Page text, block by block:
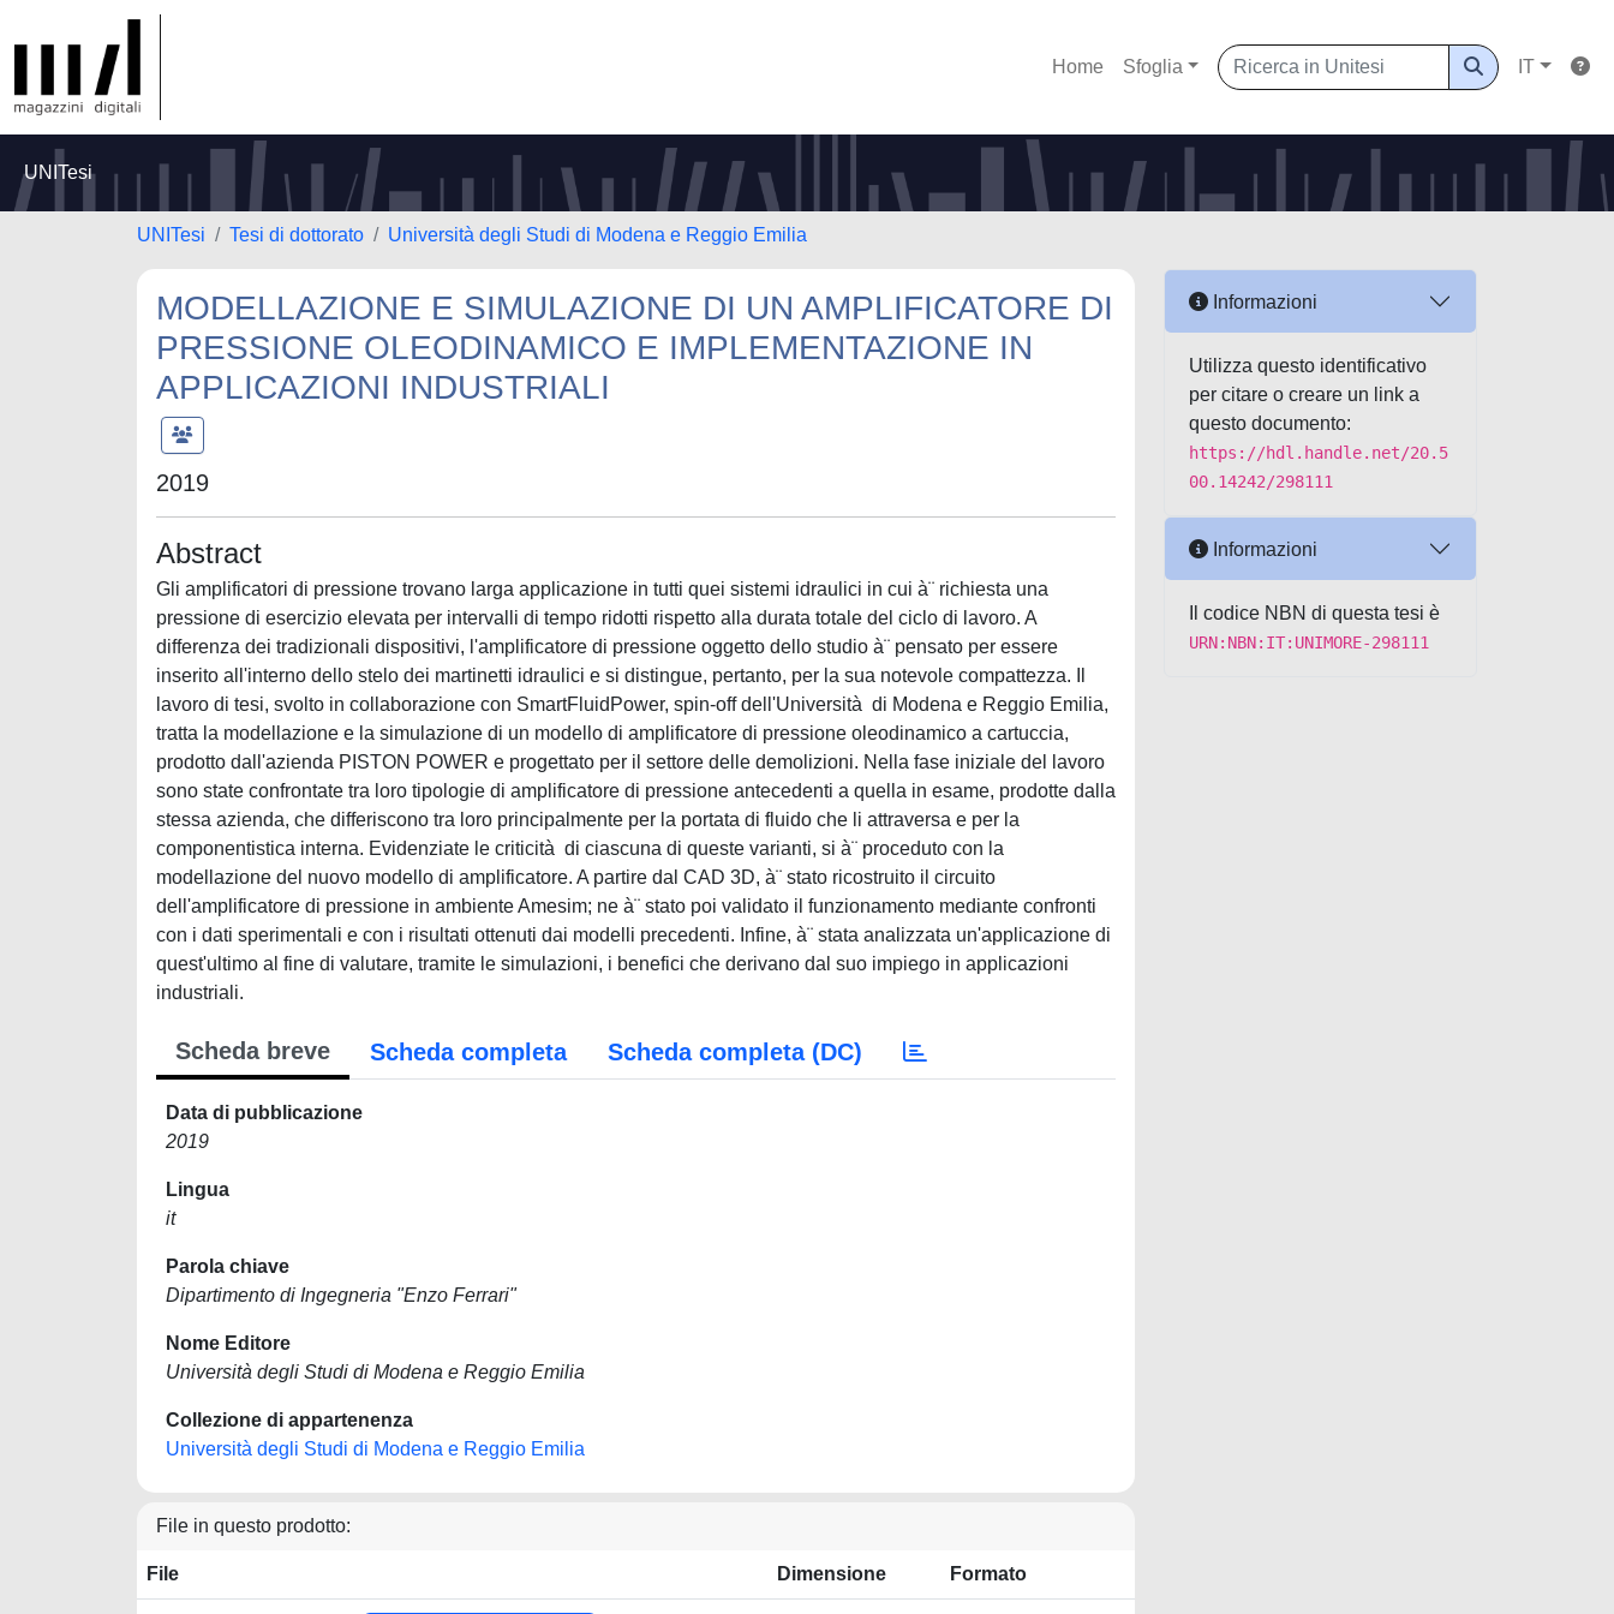
Home Sfoglia IT
UNITesi
UNITesi Tesi di dottorato Università degli Studi di Modena e Reggio Emilia
MODELLAZIONE E SIMULAZIONE DI UN AMPLIFICATORE DI
PRESSIONE OLEODINAMICO E IMPLEMENTAZIONE IN
APPLICAZIONI INDUSTRIALI
2019
Abstract
Gli amplificatori di pressione trovano larga applicazione in tutti quei sistemi idraulici in cui à¨ richiesta una
pressione di esercizio elevata per intervalli di tempo ridotti rispetto alla durata totale del ciclo di lavoro. A
differenza dei tradizionali dispositivi, l'amplificatore di pressione oggetto dello studio à¨ pensato per essere
inserito all'interno dello stelo dei martinetti idraulici e si distingue, pertanto, per la sua notevole compattezza. Il
lavoro di tesi, svolto in collaborazione con SmartFluidPower, spin-off dell'Università di Modena e Reggio Emilia,
tratta la modellazione e la simulazione di un modello di amplificatore di pressione oleodinamico a cartuccia,
prodotto dall'azienda PISTON POWER e progettato per il settore delle demolizioni. Nella fase iniziale del lavoro
sono state confrontate tra loro tipologie di amplificatore di pressione antecedenti a quella in esame, prodotte dalla
stessa azienda, che differiscono tra loro principalmente per la portata di fluido che li attraversa e per la
componentistica interna. Evidenziate le criticità di ciascuna di queste varianti, si à¨ proceduto con la
modellazione del nuovo modello di amplificatore. A partire dal CAD 3D, à¨ stato ricostruito il circuito
dell'amplificatore di pressione in ambiente Amesim; ne à¨ stato poi validato il funzionamento mediante confronti
con i dati sperimentali e con i risultati ottenuti dai modelli precedenti. Infine, à¨ stata analizzata un'applicazione di
quest'ultimo al fine di valutare, tramite le simulazioni, i benefici che derivano dal suo impiego in applicazioni
industriali.
Scheda breve Scheda completa Scheda completa (DC)
Data di pubblicazione
2019
Lingua
it
Parola chiave
Dipartimento di Ingegneria "Enzo Ferrari"
Nome Editore
Università degli Studi di Modena e Reggio Emilia
Collezione di appartenenza
Università degli Studi di Modena e Reggio Emilia
File in questo prodotto:
File Dimensione Formato
Informazioni
Utilizza questo identificativo
per citare o creare un link a
questo documento:
https://hdl.handle.net/20.5
00.14242/298111
Informazioni
Il codice NBN di questa tesi è
URN:NBN:IT:UNIMORE-298111